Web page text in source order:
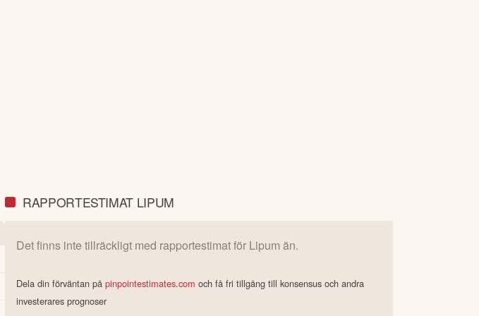
RAPPORTESTIMAT LIPUM
Det finns inte tillräckligt med rapportestimat för Lipum än.
Dela din förväntan på pinpointestimates.com och få fri tillgång till konsensus och andra
investerares prognoser